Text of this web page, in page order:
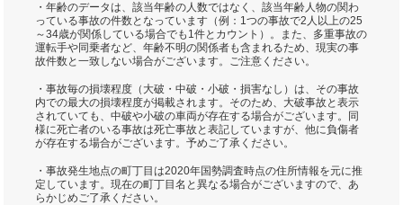
・年齢のデータは、該当年齢の人数ではなく、該当年齢人物の関わ
っている事故の件数となっています（例：1つの事故で2人以上の25
～34歳が関係している場合でも1件とカウント）。また、多重事故の
運転手や同乗者など、年齢不明の関係者も含まれるため、現実の事
故件数と一致しない場合がございます。ご注意ください。
・事故毎の損壊程度（大破・中破・小破・損害なし）は、その事故
内での最大の損壊程度が掲載されます。そのため、大破事故と表示
されていても、中破や小破の車両が存在する場合がございます。同
様に死亡者のいる事故は死亡事故と表記していますが、他に負傷者
が存在する場合がございます。予めご了承ください。
・事故発生地点の町丁目は2020年国勢調査時点の住所情報を元に推
定しています。現在の町丁目名と異なる場合がございますので、あ
らかじめご了承ください。